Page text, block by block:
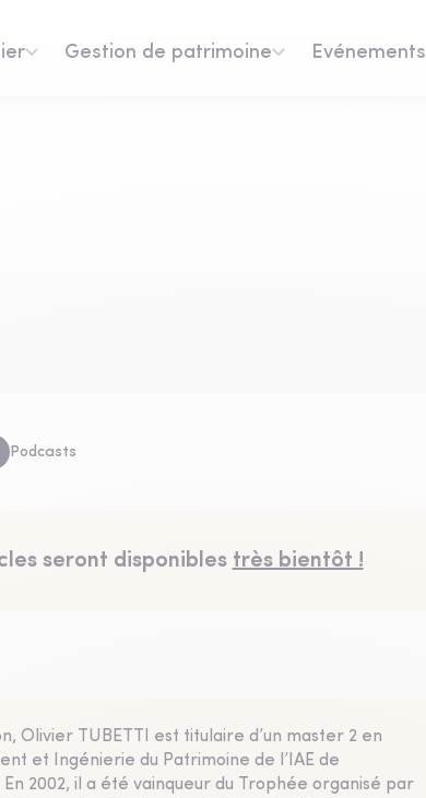
Gestion de patrimoine Evénements
Podcasts
seront disponibles très bientôt !
Olivier TUBETTI est titulaire d’un master 2 en
et Ingénierie du Patrimoine de l’IAE de
2002, il a été vainqueur du Trophée organisé par